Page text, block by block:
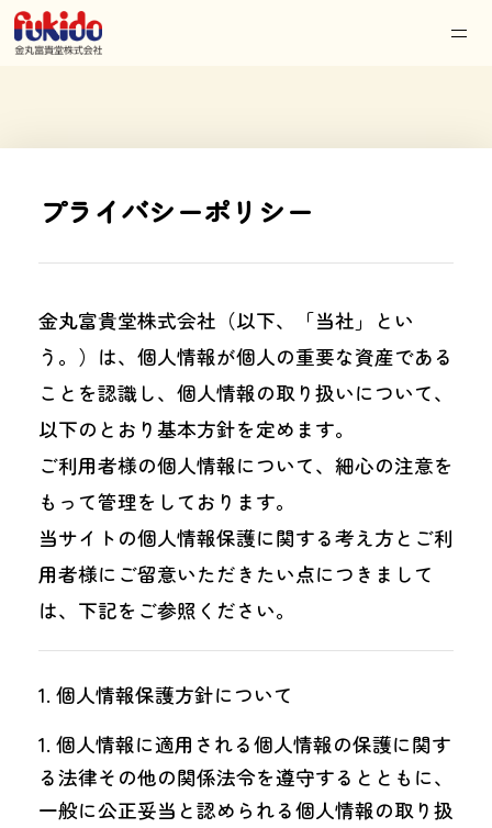
プライバシーポリシー
金丸富貴堂株式会社（以下、「当社」とい
う。）は、個人情報が個人の重要な資産である
ことを認識し、個人情報の取り扱いについて、
以下のとおり基本方針を定めます。
ご利用者様の個人情報について、細心の注意を
もって管理をしております。
当サイトの個人情報保護に関する考え方とご利
用者様にご留意いただきたい点につきまして
は、下記をご参照ください。
個人情報保護方針について
個人情報に適用される個人情報の保護に関す
る法律その他の関係法令を遵守するとともに、
一般に公正妥当と認められる個人情報の取り扱